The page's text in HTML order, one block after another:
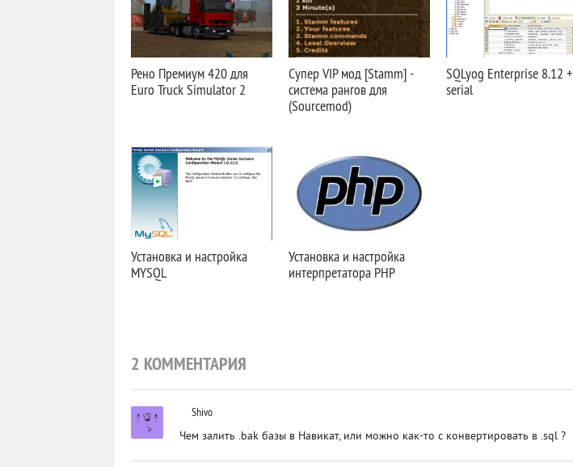
Рено Премиум 420 для
Euro Truck Simulator 2
Супер VIP мод [Stamm] -
система рангов для
(Sourcemod)
SQLyog Enterprise 8.12 +
serial
Установка и настройка
MYSQL
Установка и настройка
интерпретатора PHP
2 КОММЕНТАРИЯ
Shivo
Чем залить .bak базы в Навикат, или можно как-то с конвертировать в .sql ?